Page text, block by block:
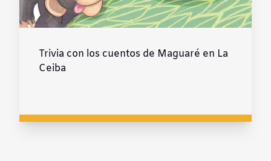
Trivia con los cuentos de Maguaré en La
Ceiba